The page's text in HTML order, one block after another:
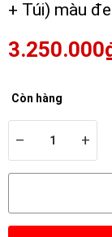
+ Túi) màu
Còn hàng
– +